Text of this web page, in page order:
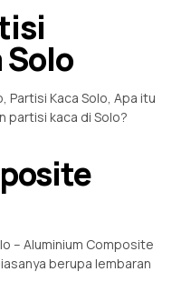
Partisi Kaca Solo, Apa itu
partisi kaca di Solo?
– Aluminium Composite
berupa lembaran